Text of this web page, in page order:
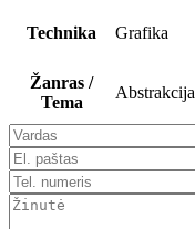
Technika Grafika
Žanras /
Tema
Abstrakcija